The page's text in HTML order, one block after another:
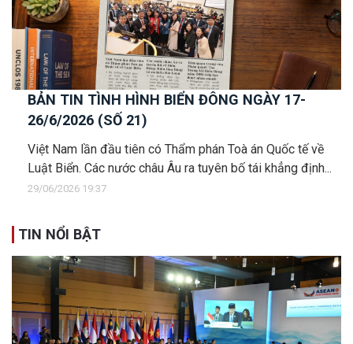
BẢN TIN TÌNH HÌNH BIỂN ĐÔNG NGÀY 17-
26/6/2026 (SỐ 21)
Việt Nam lần đầu tiên có Thẩm phán Toà án Quốc tế về
Luật Biển. Các nước châu Âu ra tuyên bố tái khẳng định...
29/06/2026 19:37
TIN NỔI BẬT